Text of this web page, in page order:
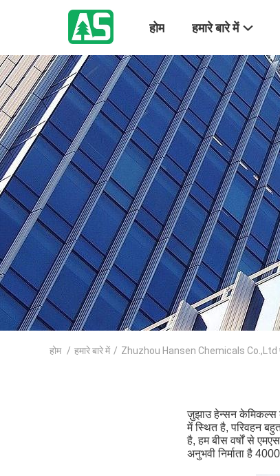
होम हमारे बारे में
होम / हमारे बारे में / Zhuzhou Hansen Chemicals Co.,Ltd
ज़ुझाउ हेन्सन केमिकल्स
में स्थित है, परिवहन
है, हम बीस वर्षों से
अनुभवी निर्माता है